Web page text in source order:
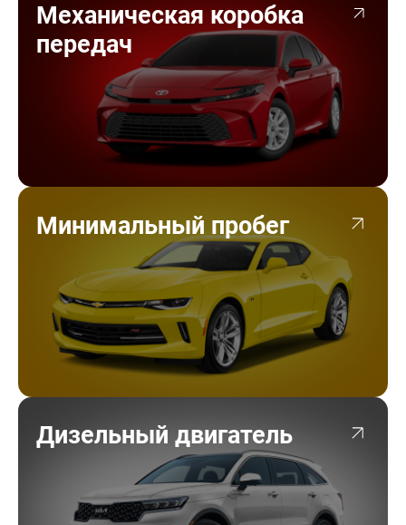
Механическая коробка
передач
Минимальный пробег
Дизельный двигатель